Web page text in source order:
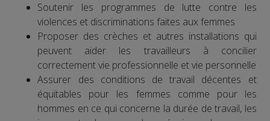
Soutenir les programmes de lutte contre les
violences et discriminations faites aux femmes
Proposer des crèches et autres installations qui
peuvent aider les travailleurs à concilier
correctement vie professionnelle et vie personnelle
Assurer des conditions de travail décentes et
équitables pour les femmes comme pour les
hommes en ce qui concerne la durée de travail, les